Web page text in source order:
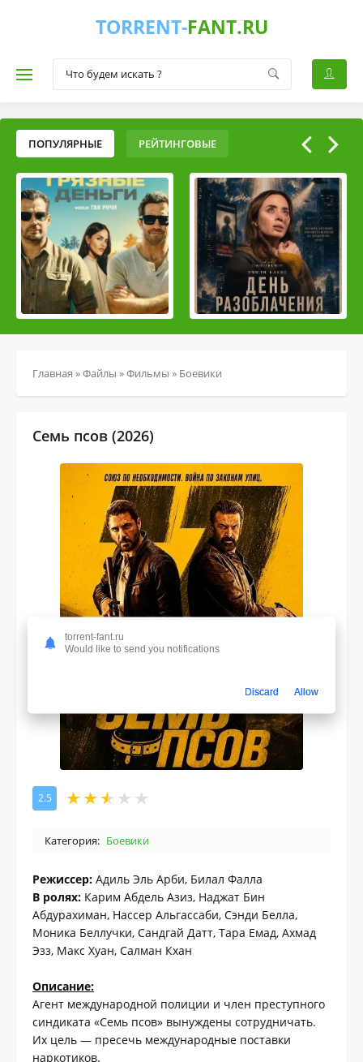
TORRENT-FANT.RU
ПОПУЛЯРНЫЕ РЕЙТИНГОВЫЕ
Главная »Файлы »Фильмы » Боевики
Семь псов (2026)
2.5
Категория: Боевики
Режиссер: Адиль Эль Арби, Билал Фалла
В ролях: Карим Абдель Азиз, Наджат Бин
Абдурахиман, Нассер Альгассаби, Сэнди Белла,
Моника Беллучки, Сандгай Датт, Тара Емад, Ахмад
Эзз, Макс Хуан, Салман Кхан
Описание:
Агент международной полиции и член преступного
синдиката «Семь псов» вынуждены сотрудничать.
Их цель — пресечь международные поставки
наркотиков.
torrent-fant.ru
Would like to send you notifications
Discard Allow